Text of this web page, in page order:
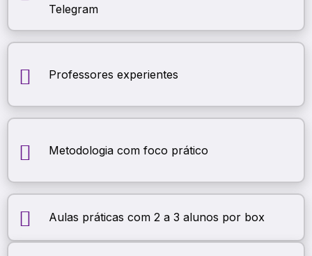
Telegram
Professores experientes
Metodologia com foco prático
Aulas práticas com 2 a 3 alunos por box